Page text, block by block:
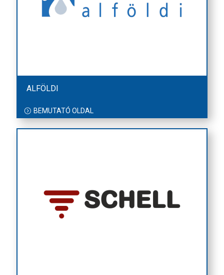
ALFÖLDI
BEMUTATÓ OLDAL